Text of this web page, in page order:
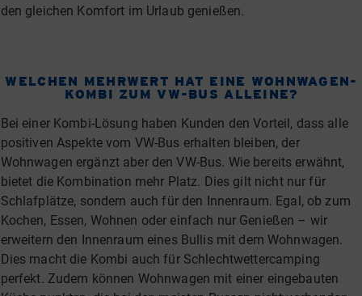
den gleichen Komfort im Urlaub genießen.
WELCHEN MEHRWERT HAT EINE WOHNWAGEN-
KOMBI ZUM VW-BUS ALLEINE?
Bei einer Kombi-Lösung haben Kunden den Vorteil, dass alle
positiven Aspekte vom VW-Bus erhalten bleiben, der
Wohnwagen ergänzt aber den VW-Bus. Wie bereits erwähnt,
bietet die Kombination mehr Platz. Dies gilt nicht nur für
Schlafplätze, sondern auch für den Innenraum. Egal, ob zum
Kochen, Essen, Wohnen oder einfach nur Genießen – wir
erweitern den Innenraum eines Bullis mit dem Wohnwagen.
Dies macht die Kombi auch für Schlechtwettercamping
perfekt. Zudem können Wohnwagen mit einer eingebauten